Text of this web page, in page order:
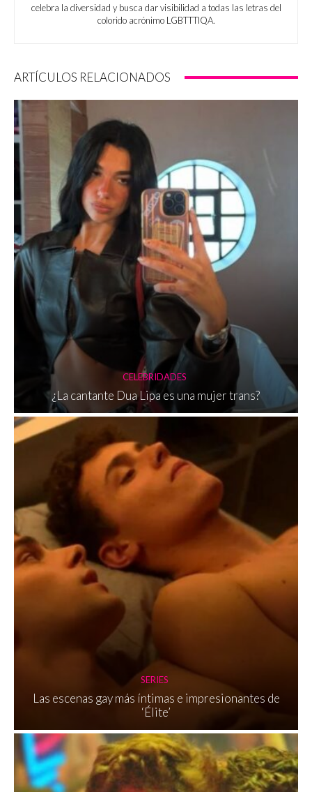
celebra la diversidad y busca dar visibilidad a todas las letras del
colorido acrónimo LGBTTTIQA.
ARTÍCULOS RELACIONADOS
CELEBRIDADES
¿La cantante Dua Lipa es una mujer trans?
SERIES
Las escenas gay más íntimas e impresionantes de
‘Élite’